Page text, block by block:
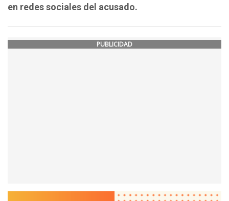
en redes sociales del acusado.
PUBLICIDAD